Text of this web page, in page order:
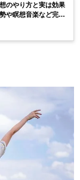
のやり方と実は効果
や瞑想音楽など完全